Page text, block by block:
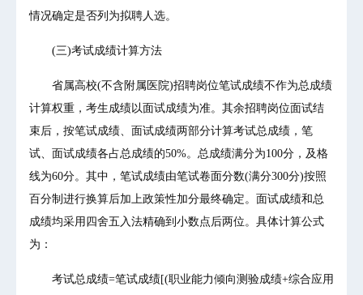
情况确定是否列为拟聘人选。
(三)考试成绩计算方法
省属高校(不含附属医院)招聘岗位笔试成绩不作为总成绩
计算权重，考生成绩以面试成绩为准。其余招聘岗位面试结
束后，按笔试成绩、面试成绩两部分计算考试总成绩，笔
试、面试成绩各占总成绩的50%。总成绩满分为100分，及格
线为60分。其中，笔试成绩由笔试卷面分数(满分300分)按照
百分制进行换算后加上政策性加分最终确定。面试成绩和总
成绩均采用四舍五入法精确到小数点后两位。具体计算公式
为：
考试总成绩=笔试成绩[(职业能力倾向测验成绩+综合应用